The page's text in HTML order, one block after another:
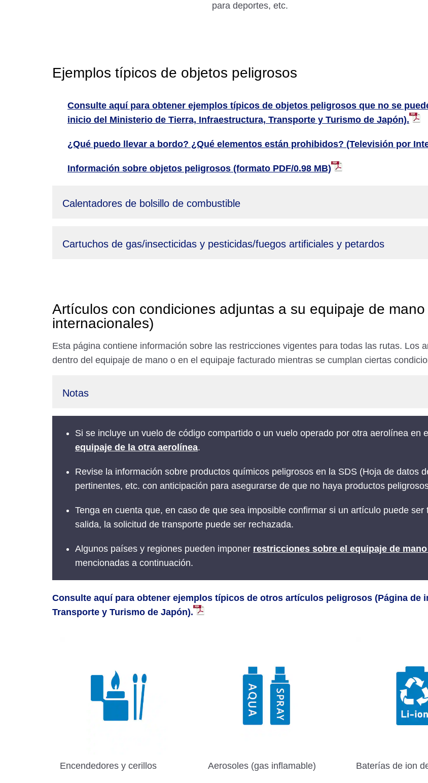
para deportes, etc.
Ejemplos típicos de objetos peligrosos
Consulte aquí para obtener ejemplos típicos de objetos peligrosos que no se
inicio del Ministerio de Tierra, Infraestructura, Transporte y Turismo de Japón).
¿Qué puedo llevar a bordo? ¿Qué elementos están prohibidos? (Televisión por
Información sobre objetos peligrosos (formato PDF/0.98 MB)
Calentadores de bolsillo de combustible
Cartuchos de gas/insecticidas y pesticidas/fuegos artificiales y petardos
Artículos con condiciones adjuntas a su equipaje de
internacionales)
Esta página contiene información sobre las restricciones vigentes para todas las rutas. Los
dentro del equipaje de mano o en el equipaje facturado mientras se cumplan ciertas
Notas
Si se incluye un vuelo de código compartido o un vuelo operado por otra aerolínea en
equipaje de la otra aerolínea.
Revise la información sobre productos químicos peligrosos en la SDS (Hoja de datos
pertinentes, etc. con anticipación para asegurarse de que no haya productos
Tenga en cuenta que, en caso de que sea imposible confirmar si un artículo puede
salida, la solicitud de transporte puede ser rechazada.
Algunos países y regiones pueden imponer restricciones sobre el equipaje de
mencionadas a continuación.
Consulte aquí para obtener ejemplos típicos de otros artículos peligrosos (Página de
Transporte y Turismo de Japón).
Encendedores y cerillos Aerosoles (gas inflamable) Baterías de ion